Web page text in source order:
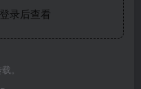
录后查看
。